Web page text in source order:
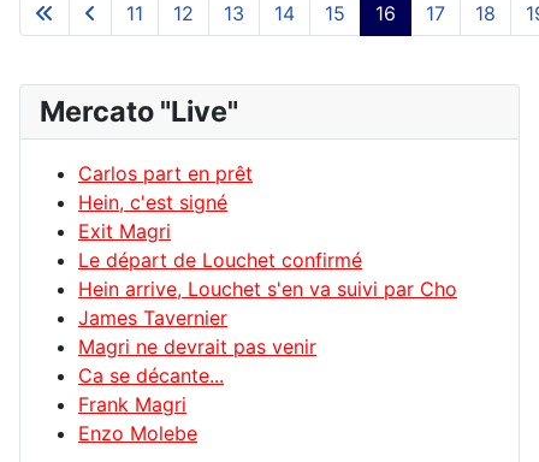
11 12 13 14 15 16 17 18
Mercato "Live"
Carlos part en prêt
Hein, c'est signé
Exit Magri
Le départ de Louchet confirmé
Hein arrive, Louchet s'en va suivi par Cho
James Tavernier
Magri ne devrait pas venir
Ca se décante...
Frank Magri
Enzo Molebe